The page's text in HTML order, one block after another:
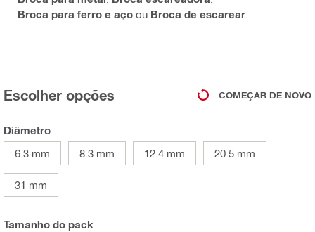
Broca para ferro e aço ou Broca de escarear
Escolher opções COMEÇAR DE NOVO
Diâmetro
6.3 mm
8.3 mm 12.4 mm 20.5 mm
31 mm
Tamanho do pack